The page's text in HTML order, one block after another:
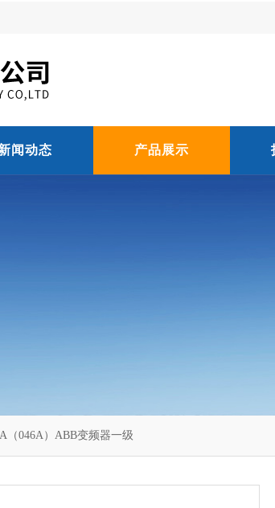
闻动态 产品展示
（046A）ABB变频器一级